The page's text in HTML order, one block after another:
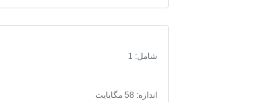
شامل: 1
اندازه: 58 مگابایت